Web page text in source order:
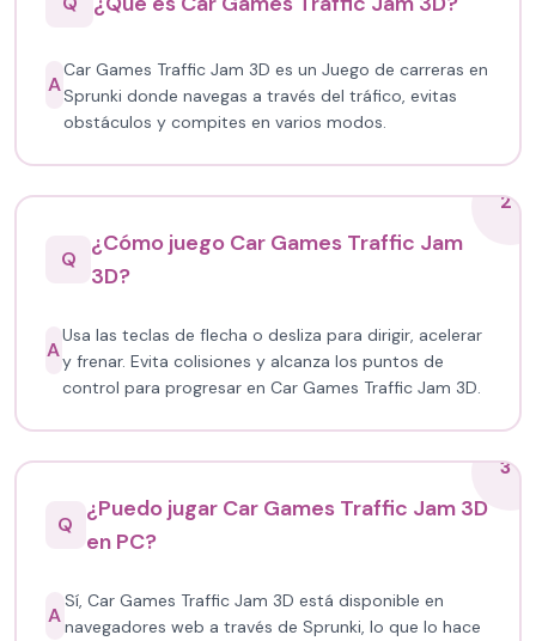
A
Car Games Traffic Jam 3D es un Juego de carreras en
Sprunki donde navegas a través del tráfico, evitas
obstáculos y compites en varios modos.
2
Q
¿Cómo juego Car Games Traffic Jam
3D?
A
Usa las teclas de flecha o desliza para dirigir, acelerar
y frenar. Evita colisiones y alcanza los puntos de
control para progresar en Car Games Traffic Jam 3D.
3
Q
¿Puedo jugar Car Games Traffic Jam 3D
en PC?
A
Sí, Car Games Traffic Jam 3D está disponible en
navegadores web a través de Sprunki, lo que lo hace